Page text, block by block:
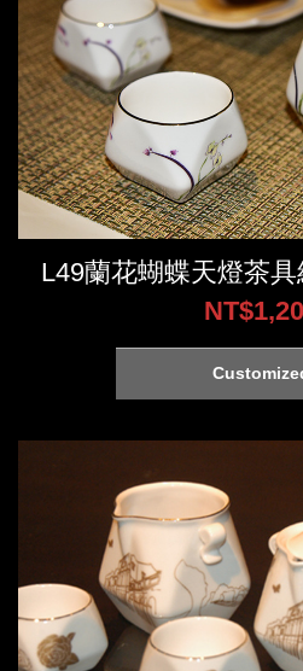
L49蘭花蝴蝶天燈茶具